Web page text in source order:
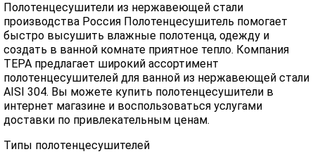
Полотенцесушители из нержавеющей стали
производства Россия Полотенцесушитель помогает
быстро высушить влажные полотенца, одежду и
создать в ванной комнате приятное тепло. Компания
ТЕРА предлагает широкий ассортимент
полотенцесушителей для ванной из нержавеющей стали
AISI 304. Вы можете купить полотенцесушители в
интернет магазине и воспользоваться услугами
доставки по привлекательным ценам.
Типы полотенцесушителей